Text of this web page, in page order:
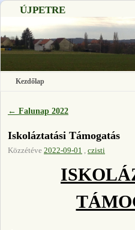
ÚJPETRE
Kezdőlap
Bejegyzés navigáció
← Falunap 2022
Iskoláztatási Támogatás
Közzétéve 2022-09-01 , czisti